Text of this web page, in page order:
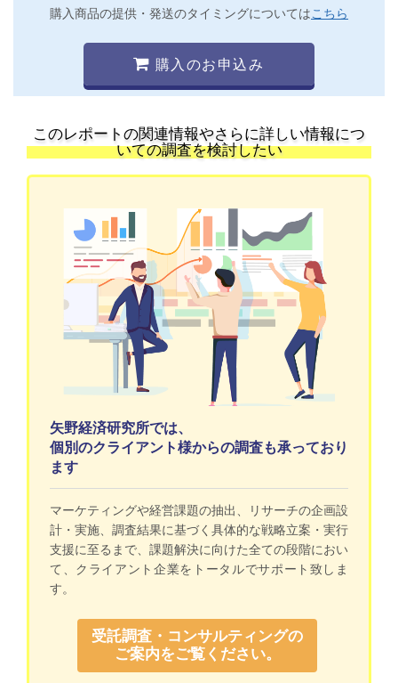
購入商品の提供・発送のタイミングについてはこちら
購入のお申込み
このレポートの関連情報やさらに詳しい情報につ
いての調査を検討したい
矢野経済研究所では、
個別のクライアント様からの調査も承っており
ます
マーケティングや経営課題の抽出、リサーチの企画設
計・実施、調査結果に基づく具体的な戦略立案・実行
支援に至るまで、課題解決に向けた全ての段階におい
て、クライアント企業をトータルでサポート致しま
す。
受託調査・コンサルティングの
ご案内をご覧ください。